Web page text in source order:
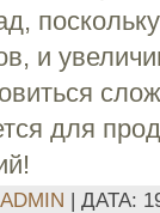
и
для
ADMIN | ДАТА: